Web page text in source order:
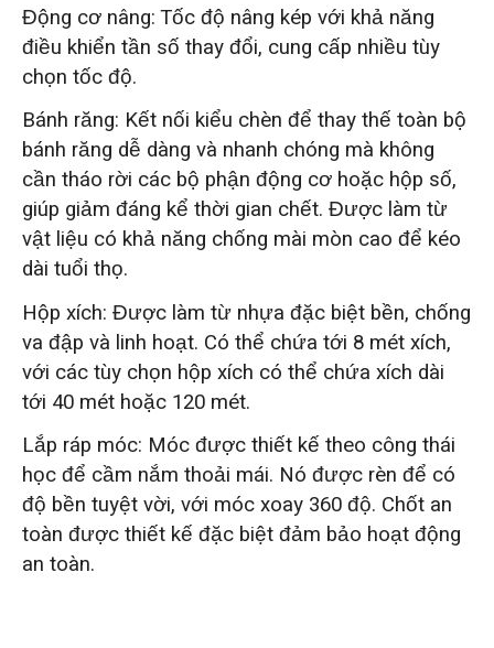
Động cơ nâng: Tốc độ nâng kép với khả năng
điều khiển tần số thay đổi, cung cấp nhiều tùy
chọn tốc độ.
Bánh răng: Kết nối kiểu chèn để thay thế toàn bộ
bánh răng dễ dàng và nhanh chóng mà không
cần tháo rời các bộ phận động cơ hoặc hộp số,
giúp giảm đáng kể thời gian chết. Được làm từ
vật liệu có khả năng chống mài mòn cao để kéo
dài tuổi thọ.
Hộp xích: Được làm từ nhựa đặc biệt bền, chống
va đập và linh hoạt. Có thể chứa tới 8 mét xích,
với các tùy chọn hộp xích có thể chứa xích dài
tới 40 mét hoặc 120 mét.
Lắp ráp móc: Móc được thiết kế theo công thái
học để cầm nắm thoải mái. Nó được rèn để có
độ bền tuyệt vời, với móc xoay 360 độ. Chốt an
toàn được thiết kế đặc biệt đảm bảo hoạt động
an toàn.